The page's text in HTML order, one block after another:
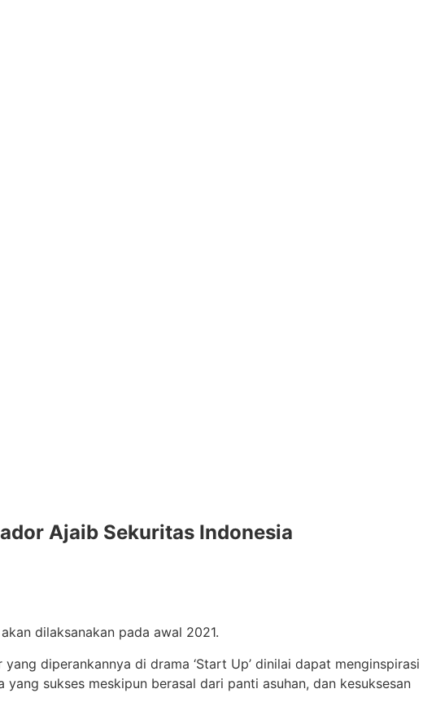
Ajaib Sekuritas Indonesia
dilaksanakan pada awal 2021.
diperankannya di drama ‘Start Up’ dinilai dapat menginspirasi
sukses meskipun berasal dari panti asuhan, dan kesuksesan